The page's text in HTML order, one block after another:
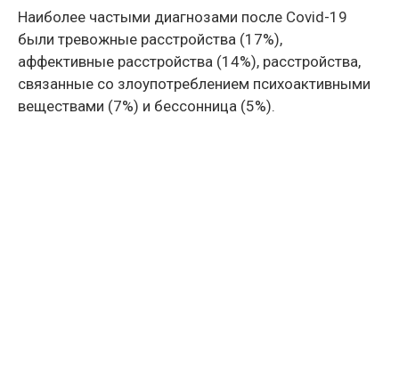
Наиболее частыми диагнозами после Covid-19
были тревожные расстройства (17%),
аффективные расстройства (14%), расстройства,
связанные со злоупотреблением психоактивными
веществами (7%) и бессонница (5%).